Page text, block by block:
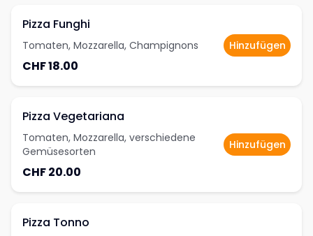
Pizza Funghi
Tomaten, Mozzarella, Champignons
CHF 18.00
Hinzufügen
Pizza Vegetariana
Tomaten, Mozzarella, verschiedene
Gemüsesorten
CHF 20.00
Hinzufügen
Pizza Tonno